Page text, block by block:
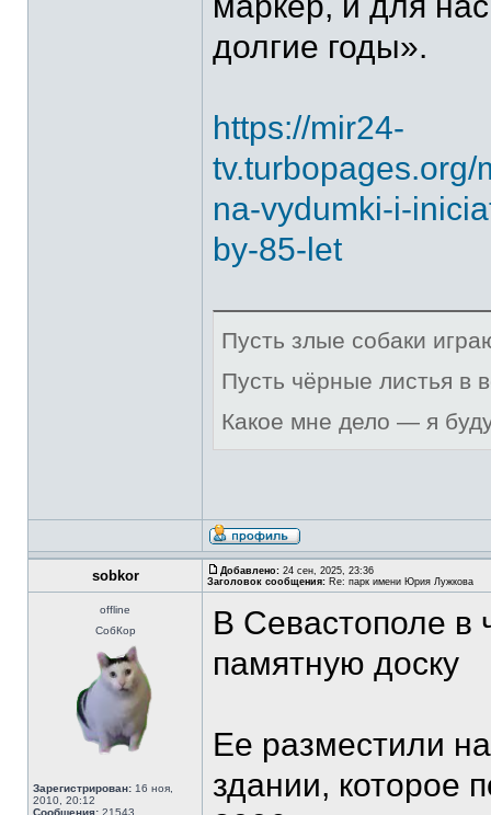
долгие годы».
https://mir24-
na-vydumki-i-
by-85-let
Пусть злые собаки
Пусть чёрные листья в
Какое мне дело — я
sobkor Добавлено: 24 сен, 2025, 23:36
Заголовок сообщения: Re: парк имени Юрия Лужкова
offline
СобКор
Зарегистрирован: 16 ноя,
2010, 20:12
Сообщения: 21543
В Севастополе в
памятную доску
Ее разместили
здании, которое